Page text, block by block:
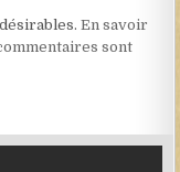
En savoir
sont